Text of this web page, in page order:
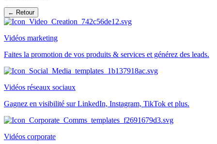
← Retour
Vidéos marketing
Faites la promotion de vos produits & services et générez des leads.
Vidéos réseaux sociaux
Gagnez en visibilité sur LinkedIn, Instagram, TikTok et plus.
Vidéos corporate